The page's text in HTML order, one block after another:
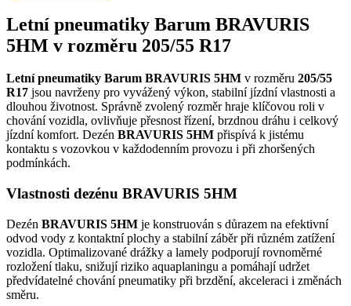
Letní pneumatiky Barum BRAVURIS
5HM v rozměru 205/55 R17
Letní pneumatiky Barum BRAVURIS 5HM v rozměru 205/55
R17 jsou navrženy pro vyvážený výkon, stabilní jízdní vlastnosti a
dlouhou životnost. Správně zvolený rozměr hraje klíčovou roli v
chování vozidla, ovlivňuje přesnost řízení, brzdnou dráhu i celkový
jízdní komfort. Dezén BRAVURIS 5HM přispívá k jistému
kontaktu s vozovkou v každodenním provozu i při zhoršených
podmínkách.
Vlastnosti dezénu BRAVURIS 5HM
Dezén BRAVURIS 5HM je konstruován s důrazem na efektivní
odvod vody z kontaktní plochy a stabilní záběr při různém zatížení
vozidla. Optimalizované drážky a lamely podporují rovnoměrné
rozložení tlaku, snižují riziko aquaplaningu a pomáhají udržet
předvídatelné chování pneumatiky při brzdění, akceleraci i změnách
směru.